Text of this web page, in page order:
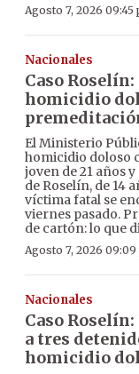
Agosto 7, 2026 09:45
Nacionales
Caso
homicidio
El Ministerio
homicidio doloso
joven de 21 años
de Roselín, de 14
víctima fatal se
viernes pasado.
de cartón: lo que
Agosto 7, 2026 09:09
Nacionales
Caso
a tres
homicidio